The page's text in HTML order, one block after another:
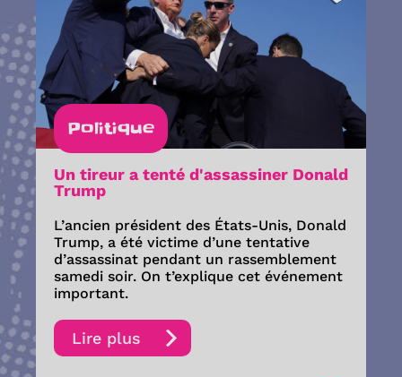
Politique
Un tireur a tenté d'assassiner Donald
Trump
L’ancien président des États-Unis, Donald
Trump, a été victime d’une tentative
d’assassinat pendant un rassemblement
samedi soir. On t’explique cet événement
important.
Lire plus